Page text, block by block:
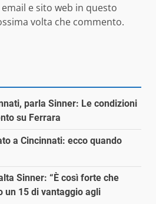
e sito web in questo
volta che commento.
parla Sinner: Le condizioni
su Ferrara
a Cincinnati: ecco quando
Sinner: “È così forte che
un 15 di vantaggio agli